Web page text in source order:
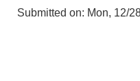
Submitted on: Mon, 12/